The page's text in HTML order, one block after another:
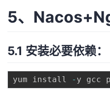
5、
5.1 安装必要依赖：
yum install - y gcc